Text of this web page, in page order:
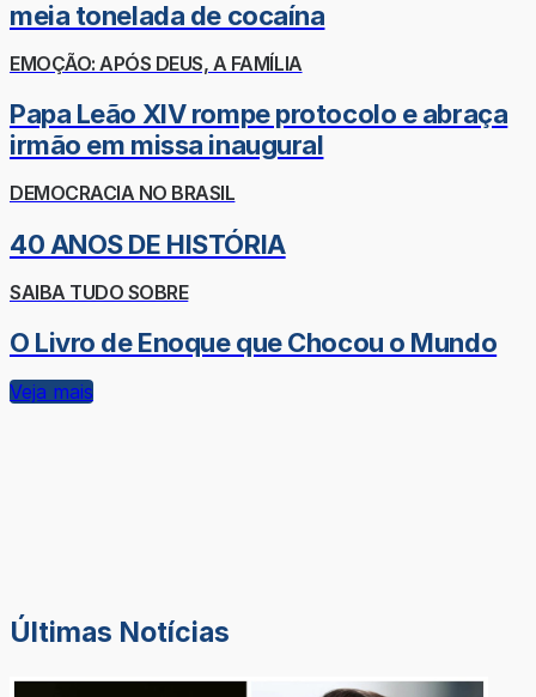
meia tonelada de cocaína
EMOÇÃO: APÓS DEUS, A FAMÍLIA
Papa Leão XIV rompe protocolo e abraça
irmão em missa inaugural
DEMOCRACIA NO BRASIL
40 ANOS DE HISTÓRIA
SAIBA TUDO SOBRE
O Livro de Enoque que Chocou o Mundo
Veja mais
Últimas Notícias